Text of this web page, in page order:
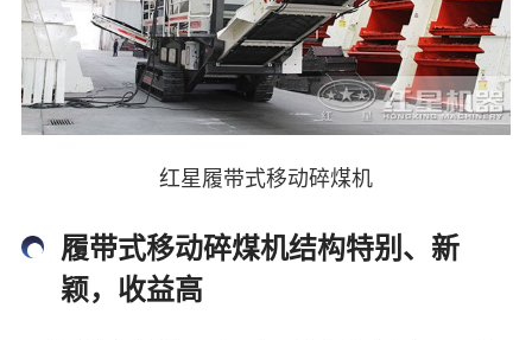
红星履带式移动碎煤机
履带式移动碎煤机结构特别、新
颖，收益高